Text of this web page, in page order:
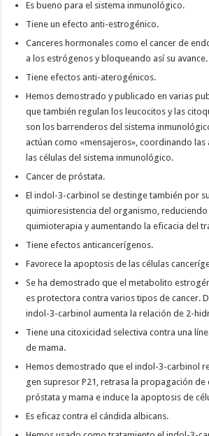
Es bueno para el sistema inmunológico.
Tiene un efecto anti-estrogénico.
Canceres hormonales como el cancer de
a los estrógenos y bloqueando así su avance.
Tiene efectos anti-aterogénicos.
Hemos demostrado y publicado en varias
que también regulan los leucocitos y las
son los barrenderos del sistema
actúan como «mensajeros», coordinando
las células del sistema inmunológico.
Cancer de próstata.
El indol-3-carbinol se destinge también por
quimioresistencia del organismo, reduciendo
quimioterapia y aumentando la eficacia del
Tiene efectos anticancerígenos.
Favorece la apoptosis de las células
Se ha demostrado que el metabolito
es protectora contra varios tipos de cancer.
indol-3-carbinol aumenta la relación de 2-
Tiene una citoxicidad selectiva contra una
de mama.
Hemos demostrado que el indol-3-carbinol
gen supresor P21, retrasa la propagación de
próstata y mama e induce la apoptosis de
Es eficaz contra el cándida albicans.